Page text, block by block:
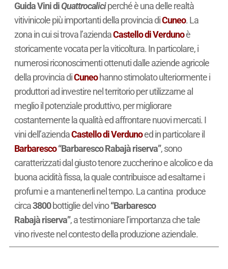
Guida Vini diQuattrocaliciperché è una delle realtà
vitivinicole più importanti della provincia diCuneo. La
zona in cui si trova l’aziendaCastello di Verdunoè
storicamente vocata per la viticoltura. In particolare, i
numerosi riconoscimenti ottenuti dalle aziende agricole
della provincia diCuneohanno stimolato ulteriormente i
produttori ad investire nel territorio per utilizzarne al
meglio il potenziale produttivo, per migliorare
costantemente la qualità ed affrontare nuovi mercati. I
vini dell’aziendaCastello di Verdunoed in particolare il
Barbaresco“Barbaresco Rabajà riserva”, sono
caratterizzati dal giusto tenore zuccherino e alcolico e da
buona acidità fissa, la quale contribuisce ad esaltarne i
profumi e a mantenerli nel tempo. La cantina produce
circa3800bottiglie del vino“Barbaresco
Rabajà riserva”, a testimoniare l’importanza che tale
vino riveste nel contesto della produzione aziendale.